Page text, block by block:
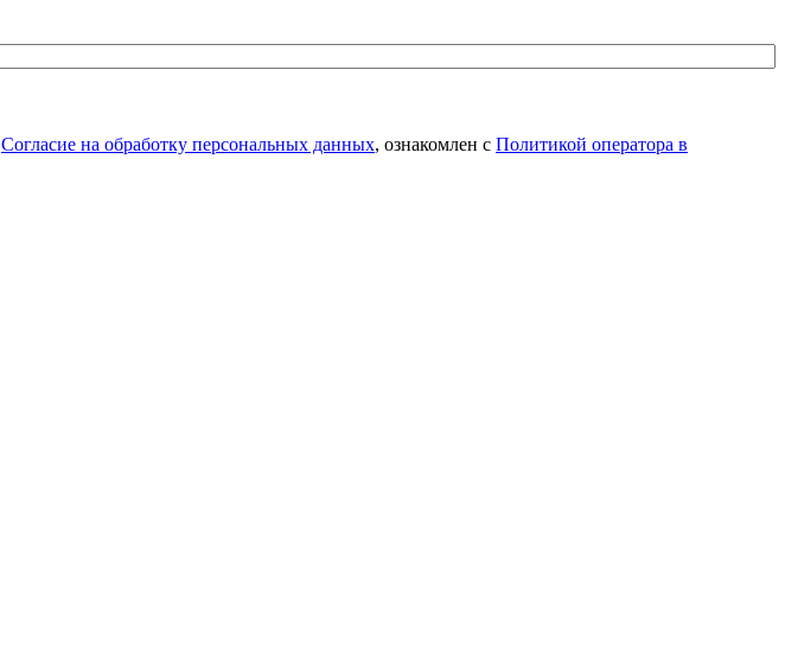
Согласие на обработку персональных данных, ознакомлен с Политикой оператора в